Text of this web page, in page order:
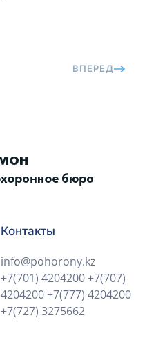
ВПЕРЕД
Контакты
info@pohorony.kz
+7(701) 4204200+7(707)
4204200+7(777) 4204200
+7(727) 3275662